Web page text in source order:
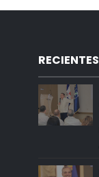
RECIENTES